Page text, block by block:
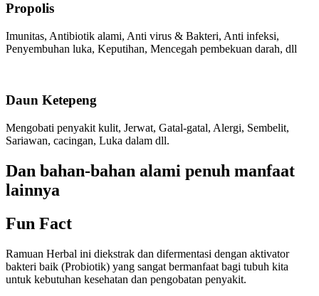
Propolis
Imunitas, Antibiotik alami, Anti virus & Bakteri, Anti infeksi,
Penyembuhan luka, Keputihan, Mencegah pembekuan darah, dll
Daun Ketepeng
Mengobati penyakit kulit, Jerwat, Gatal-gatal, Alergi, Sembelit,
Sariawan, cacingan, Luka dalam dll.
Dan bahan-bahan alami penuh manfaat
lainnya
Fun Fact
Ramuan Herbal ini diekstrak dan difermentasi dengan aktivator
bakteri baik (Probiotik) yang sangat bermanfaat bagi tubuh kita
untuk kebutuhan kesehatan dan pengobatan penyakit.